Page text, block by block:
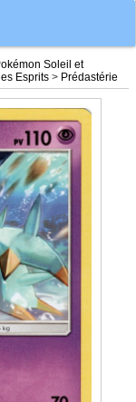
Soleil et
Esprits > Prédastérie